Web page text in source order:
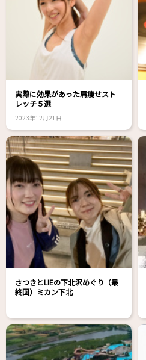
実際に効果があった肩痩せスト
レッチ５選
2023年12月21日
さつきとLIEの下北沢めぐり（最
終回）ミカン下北